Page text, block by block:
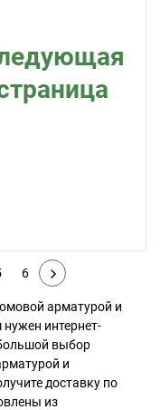
6
арматурой и
интернет-
выбор
и
доставку по
из